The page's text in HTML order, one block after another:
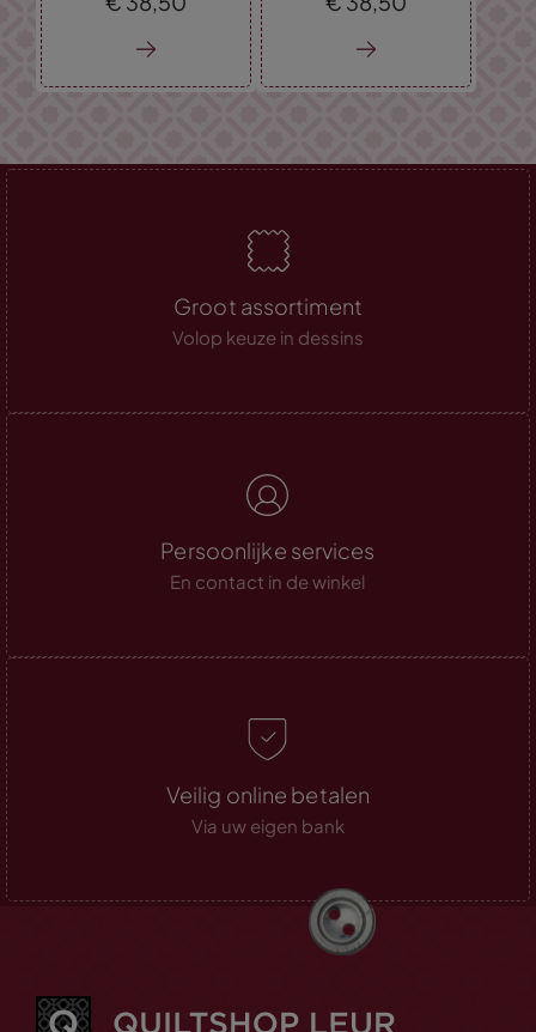
Groot assortiment
Volop keuze in dessins
Persoonlijke services
En contact in de winkel
Veilig online betalen
Via uw eigen bank